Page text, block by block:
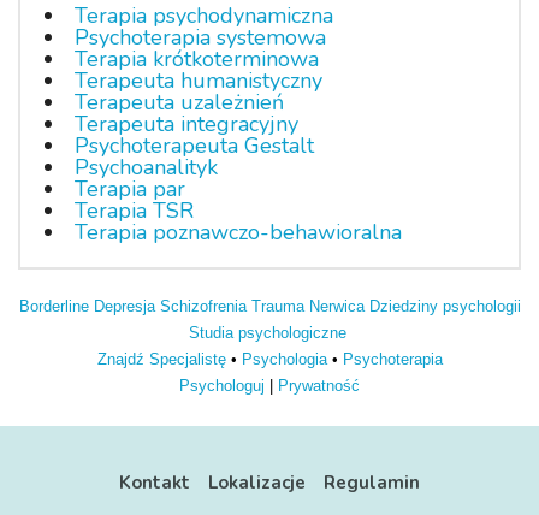
Terapia psychodynamiczna
Psychoterapia systemowa
Terapia krótkoterminowa
Terapeuta humanistyczny
Terapeuta uzależnień
Terapeuta integracyjny
Psychoterapeuta Gestalt
Psychoanalityk
Terapia par
Terapia TSR
Terapia poznawczo-behawioralna
Borderline Depresja Schizofrenia Trauma Nerwica Dziedziny psychologii
Studia psychologiczne
Znajdź Specjalistę• Psychologia• Psychoterapia
Psychologuj
Prywatność
Kontakt Lokalizacje Regulamin